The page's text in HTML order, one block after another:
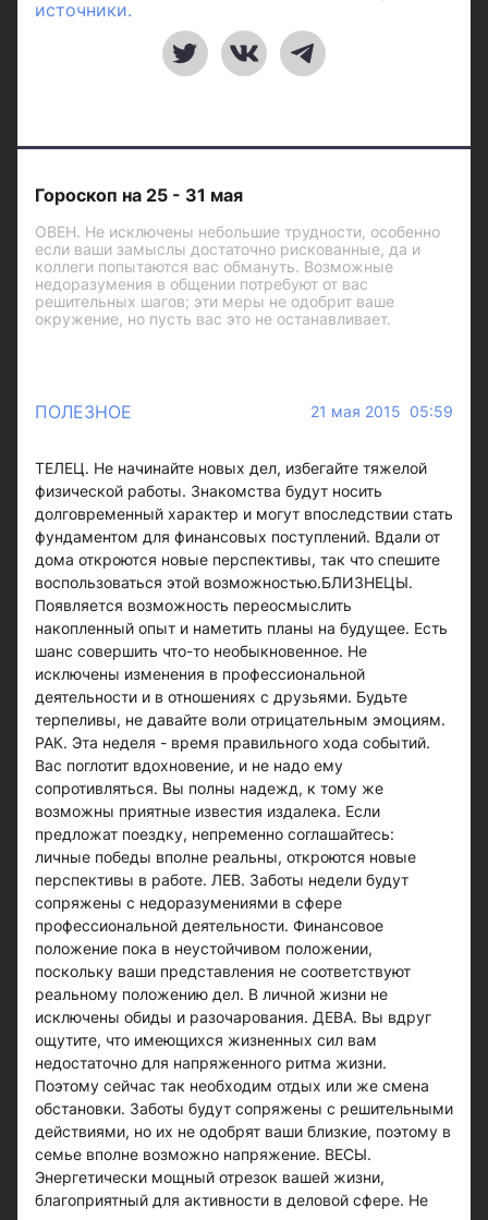
источники.
Гороскоп на 25 - 31 мая
ОВЕН. Не исключены небольшие трудности, особенно
если ваши замыслы достаточно рискованные, да и
коллеги попытаются вас обмануть. Возможные
недоразумения в общении потребуют от вас
решительных шагов; эти меры не одобрит ваше
окружение, но пусть вас это не останавливает.
ПОЛЕЗНОЕ 21 мая 2015 05:59
ТЕЛЕЦ. Не начинайте новых дел, избегайте тяжелой
физической работы. Знакомства будут носить
долговременный характер и могут впоследствии стать
фундаментом для финансовых поступлений. Вдали от
дома откроются новые перспективы, так что спешите
воспользоваться этой возможностью.БЛИЗНЕЦЫ.
Появляется возможность переосмыслить
накопленный опыт и наметить планы на будущее. Есть
шанс совершить что-то необыкновенное. Не
исключены изменения в профессиональной
деятельности и в отношениях с друзьями. Будьте
терпеливы, не давайте воли отрицательным эмоциям.
РАК. Эта неделя - время правильного хода событий.
Вас поглотит вдохновение, и не надо ему
сопротивляться. Вы полны надежд, к тому же
возможны приятные известия издалека. Если
предложат поездку, непременно соглашайтесь:
личные победы вполне реальны, откроются новые
перспективы в работе. ЛЕВ. Заботы недели будут
сопряжены с недоразумениями в сфере
профессиональной деятельности. Финансовое
положение пока в неустойчивом положении,
поскольку ваши представления не соответствуют
реальному положению дел. В личной жизни не
исключены обиды и разочарования. ДЕВА. Вы вдруг
ощутите, что имеющихся жизненных сил вам
недостаточно для напряженного ритма жизни.
Поэтому сейчас так необходим отдых или же смена
обстановки. Заботы будут сопряжены с решительными
действиями, но их не одобрят ваши близкие, поэтому в
семье вполне возможно напряжение. ВЕСЫ.
Энергетически мощный отрезок вашей жизни,
благоприятный для активности в деловой сфере. Не